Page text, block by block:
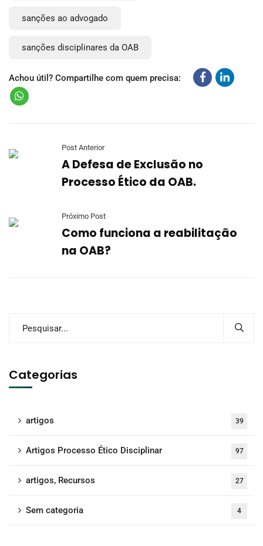
sanções ao advogado
sanções disciplinares da OAB
Achou útil? Compartilhe com quem precisa:
Post Anterior
A Defesa de Exclusão no
Processo Ético da OAB.
Próximo Post
Como funciona a reabilitação
na OAB?
Categorias
artigos 39
Artigos Processo Ético Disciplinar 97
artigos, Recursos 27
Sem categoria 4